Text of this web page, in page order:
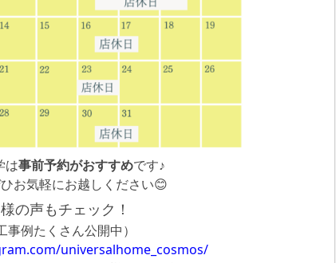
は事前予約がおすすめです♪
お気軽にお越しください😊
の声もチェック！
事例たくさん公開中）
universalhome_cosmos/